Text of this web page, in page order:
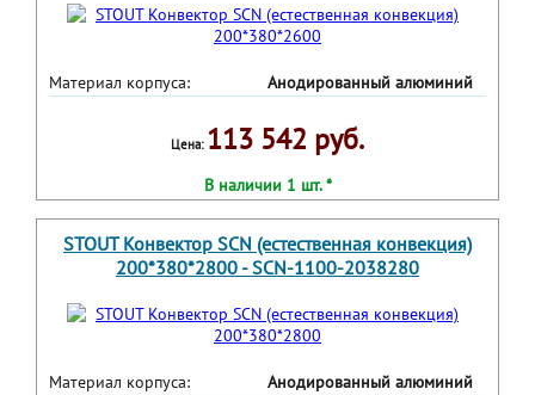
Материал корпуса: Анодированный алюминий
Цена: 113 542 руб.
В наличии 1 шт. *
STOUT Конвектор SCN (естественная конвекция)
200*380*2800 - SCN-1100-2038280
Материал корпуса: Анодированный алюминий